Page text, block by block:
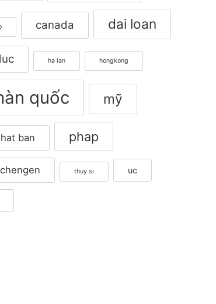
canada dai loan
ha lan hongkong
quốc mỹ
ban phap
thuy si uc